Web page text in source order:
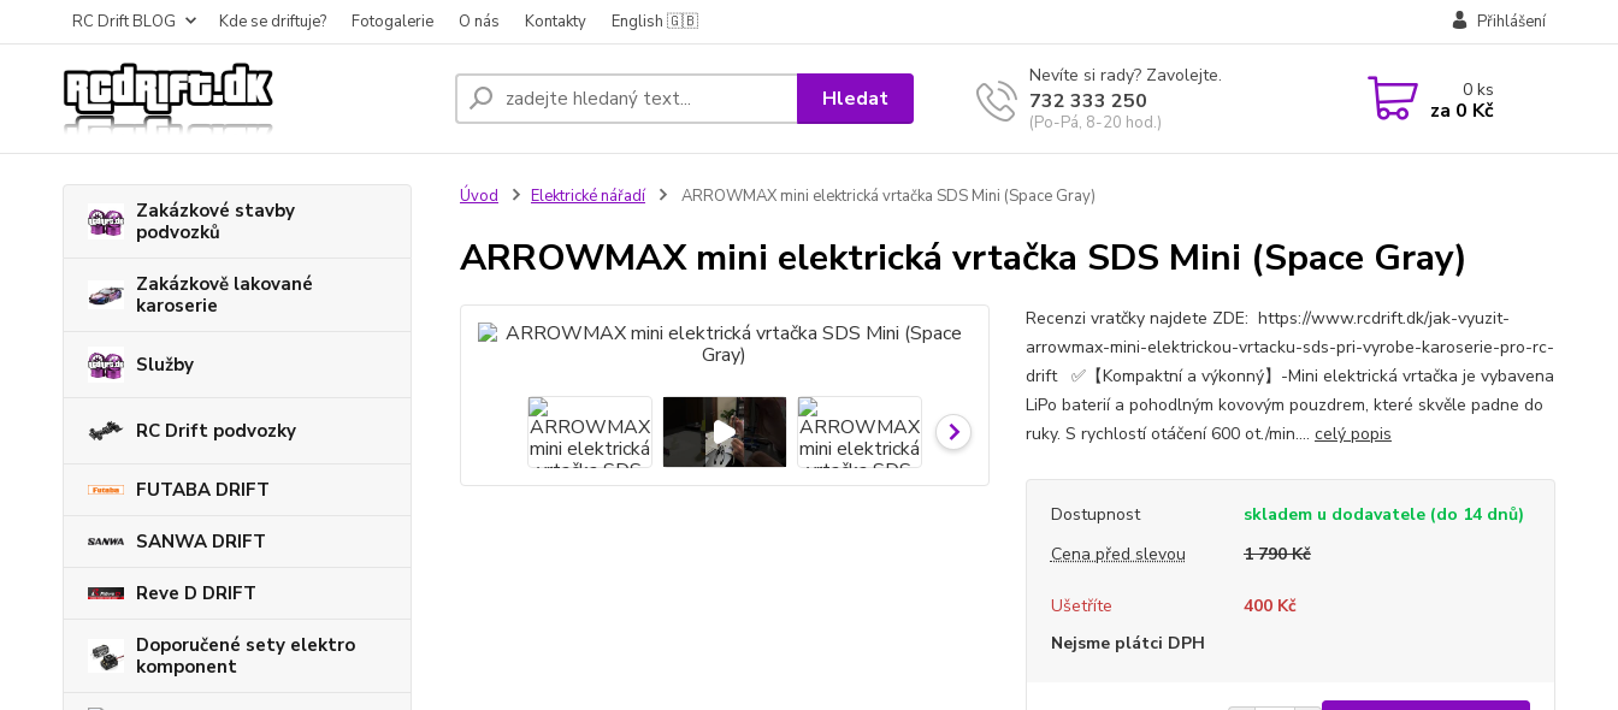
RC Drift BLOG Kde se driftuje? Fotogalerie O nás Kontakty English 🇬🇧 Přihlášení
Hledat
Nevíte si rady? Zavolejte.
732 333 250
(Po-Pá, 8-20 hod.)
0ks
za 0 Kč
Zakázkové stavby
podvozků
Zakázkově lakované
karoserie
Služby
RC Drift podvozky
FUTABA DRIFT
SANWA DRIFT
Reve D DRIFT
Doporučené sety elektro
komponent
Úvod Elektrické nářadí ARROWMAX mini elektrická vrtačka SDS Mini (Space Gray)
ARROWMAX mini elektrická vrtačka SDS Mini (Space Gray)
Recenzi vratčky najdete ZDE: https://www.rcdrift.dk/jak-vyuzit-
arrowmax-mini-elektrickou-vrtacku-sds-pri-vyrobe-karoserie-pro-rc-
drift ✅【Kompaktní a výkonný】-Mini elektrická vrtačka je vybavena
LiPo baterií a pohodlným kovovým pouzdrem, které skvěle padne do
ruky. S rychlostí otáčení 600 ot./min.... celý popis
Dostupnost
skladem u dodavatele (do 14 dnů)
Cena před slevou
1 790 Kč
Ušetříte
400 Kč
Nejsme plátci DPH